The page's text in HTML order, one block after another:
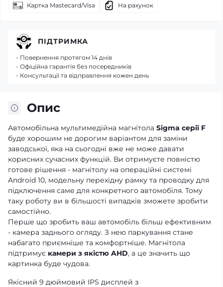
Картка Mastecard/Visa
На рахунок
Опис
Автомобільна мультимедійна магнітола Sigma серії F
буде хорошим не дорогим варіантом для заміни
заводської, яка на сьогодні вже не може давати
корисних сучасних функцій. Ви отримуєте повністю
готове рішення - магнітолу на операційні системі
Android 10, модельну перехідну рамку та проводку для
підключення саме для конкретного автомобіля. Тому
таку роботу ви в більшості випадків зможете зробити
самостійно.
Перше що зробить ваш автомобіль більш ефективним
- камера заднього огляду. З нею паркування стане
набагато приємніше та комфортніше. Магнітола
підтримує камери з якістю AHD, а це значить що
картинка буде чудова.
Якісний 9 дюймовий IPS дисплей з
ПІДТРИМКА
- Повернення протягом 14 днів
- Офіційна гарантія без посередників
- Консультації та відправлення кожен день